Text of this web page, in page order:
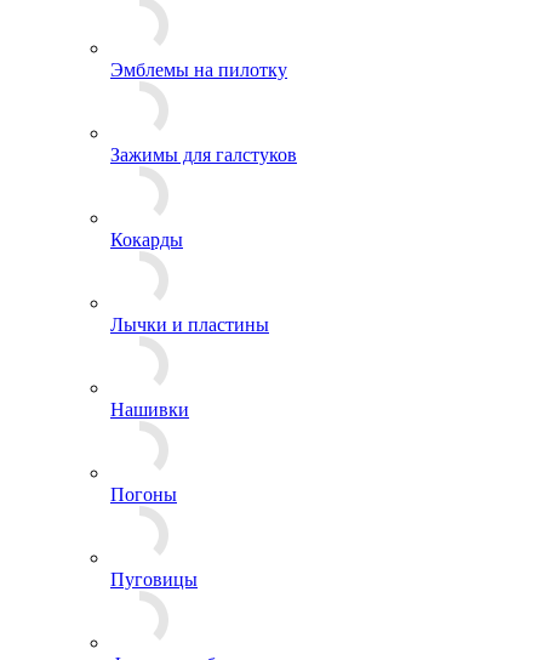
Буквы, Якоря
Звезды
Эмблемы на пилотку
Зажимы для галстуков
Кокарды
Лычки и пластины
Нашивки
Погоны